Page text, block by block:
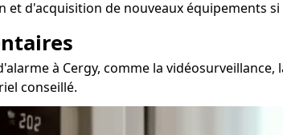
d'acquisition de nouveaux équipements
à Cergy, comme la
conseillé.